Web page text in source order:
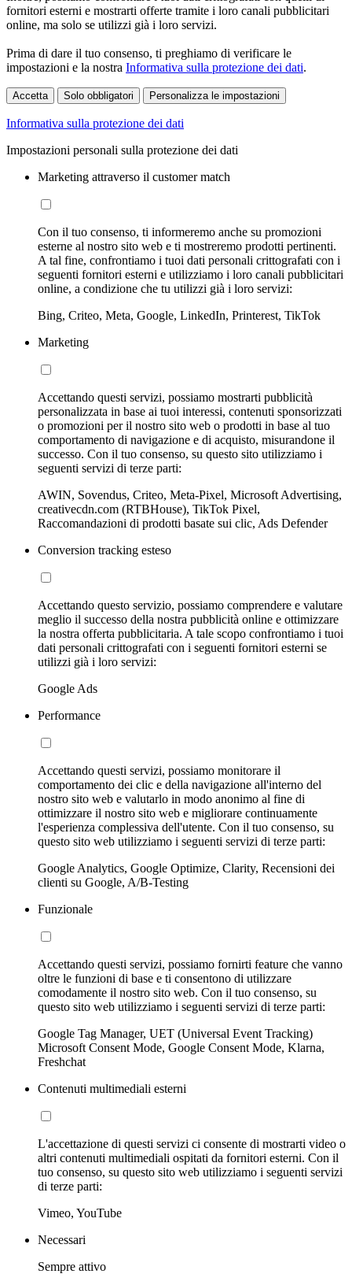
fornitori esterni e mostrarti offerte tramite i loro canali pubblicitari
online, ma solo se utilizzi già i loro servizi.
Prima di dare il tuo consenso, ti preghiamo di verificare le
impostazioni e la nostra Informativa sulla protezione dei dati.
Accetta Solo obbligatori Personalizza le impostazioni
Informativa sulla protezione dei dati
Impostazioni personali sulla protezione dei dati
Marketing attraverso il customer match
Con il tuo consenso, ti informeremo anche su promozioni
esterne al nostro sito web e ti mostreremo prodotti pertinenti.
A tal fine, confrontiamo i tuoi dati personali crittografati con i
seguenti fornitori esterni e utilizziamo i loro canali pubblicitari
online, a condizione che tu utilizzi già i loro servizi:
Bing, Criteo, Meta, Google, LinkedIn, Printerest, TikTok
Marketing
Accettando questi servizi, possiamo mostrarti pubblicità
personalizzata in base ai tuoi interessi, contenuti sponsorizzati
o promozioni per il nostro sito web o prodotti in base al tuo
comportamento di navigazione e di acquisto, misurandone il
successo. Con il tuo consenso, su questo sito utilizziamo i
seguenti servizi di terze parti:
AWIN, Sovendus, Criteo, Meta-Pixel, Microsoft Advertising,
creativecdn.com (RTBHouse), TikTok Pixel,
Raccomandazioni di prodotti basate sui clic, Ads Defender
Conversion tracking esteso
Accettando questo servizio, possiamo comprendere e valutare
meglio il successo della nostra pubblicità online e ottimizzare
la nostra offerta pubblicitaria. A tale scopo confrontiamo i tuoi
dati personali crittografati con i seguenti fornitori esterni se
utilizzi già i loro servizi:
Google Ads
Performance
Accettando questi servizi, possiamo monitorare il
comportamento dei clic e della navigazione all'interno del
nostro sito web e valutarlo in modo anonimo al fine di
ottimizzare il nostro sito web e migliorare continuamente
l'esperienza complessiva dell'utente. Con il tuo consenso, su
questo sito web utilizziamo i seguenti servizi di terze parti:
Google Analytics, Google Optimize, Clarity, Recensioni dei
clienti su Google, A/B-Testing
Funzionale
Accettando questi servizi, possiamo fornirti feature che vanno
oltre le funzioni di base e ti consentono di utilizzare
comodamente il nostro sito web. Con il tuo consenso, su
questo sito web utilizziamo i seguenti servizi di terze parti:
Google Tag Manager, UET (Universal Event Tracking)
Microsoft Consent Mode, Google Consent Mode, Klarna,
Freshchat
Contenuti multimediali esterni
L'accettazione di questi servizi ci consente di mostrarti video o
altri contenuti multimediali ospitati da fornitori esterni. Con il
tuo consenso, su questo sito web utilizziamo i seguenti servizi
di terze parti:
Vimeo, YouTube
Necessari
Sempre attivo